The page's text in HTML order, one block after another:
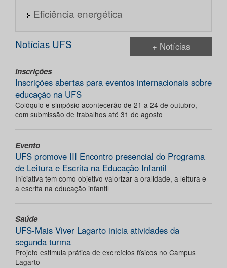
Eficiência energética
Notícias UFS + Notícias
Inscrições
Inscrições abertas para eventos internacionais sobre
educação na UFS
Colóquio e simpósio acontecerão de 21 a 24 de outubro,
com submissão de trabalhos até 31 de agosto
Evento
UFS promove III Encontro presencial do Programa
de Leitura e Escrita na Educação Infantil
Iniciativa tem como objetivo valorizar a oralidade, a leitura e
a escrita na educação infantil
Saúde
UFS-Mais Viver Lagarto inicia atividades da
segunda turma
Projeto estimula prática de exercícios físicos no Campus
Lagarto